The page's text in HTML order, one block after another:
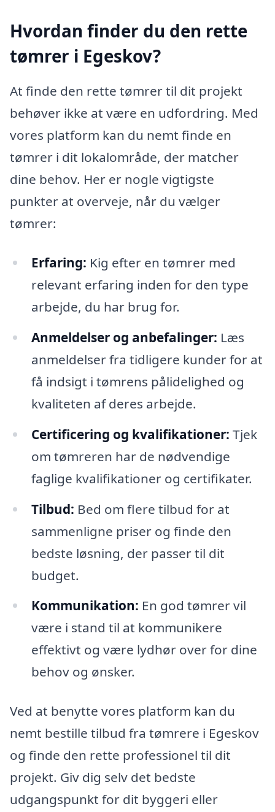
Hvordan finder du den rette
tømrer i Egeskov?
At finde den rette tømrer til dit projekt
behøver ikke at være en udfordring. Med
vores platform kan du nemt finde en
tømrer i dit lokalområde, der matcher
dine behov. Her er nogle vigtigste
punkter at overveje, når du vælger
tømrer:
Erfaring: Kig efter en tømrer med
relevant erfaring inden for den type
arbejde, du har brug for.
Anmeldelser og anbefalinger: Læs
anmeldelser fra tidligere kunder for at
få indsigt i tømrens pålidelighed og
kvaliteten af deres arbejde.
Certificering og kvalifikationer: Tjek
om tømreren har de nødvendige
faglige kvalifikationer og certifikater.
Tilbud: Bed om flere tilbud for at
sammenligne priser og finde den
bedste løsning, der passer til dit
budget.
Kommunikation: En god tømrer vil
være i stand til at kommunikere
effektivt og være lydhør over for dine
behov og ønsker.
Ved at benytte vores platform kan du
nemt bestille tilbud fra tømrere i Egeskov
og finde den rette professionel til dit
projekt. Giv dig selv det bedste
udgangspunkt for dit byggeri eller